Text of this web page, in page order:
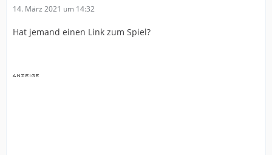
14. März 2021 um 14:32
Hat jemand einen Link zum Spiel?